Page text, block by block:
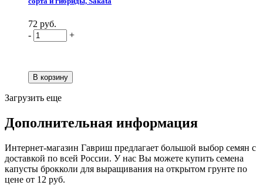
72 руб.
-
+
Загрузить еще
Дополнительная информация
Интернет-магазин Гавриш предлагает большой выбор семян с
доставкой по всей России. У нас Вы можете купить семена
капусты брокколи для выращивания на открытом грунте по
цене от 12 руб.